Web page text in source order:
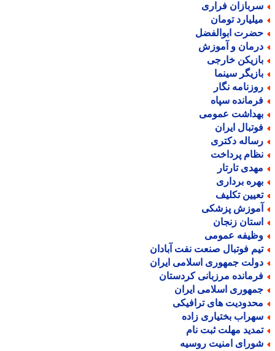
فراری
تومان
ابوالفضل
و آموزش
خارجی
سینما
نگار
سپاه
عمومی
ایران
دکتری
پرداخت
تارتار
برداری
تکلیف
پزشکی
زنجان
عمومی
فوتبال صنعت نفت آبادان
جمهوری اسلامی ایران
مرزبانی کردستان
اسلامی ایران
های ترافیکی
بختیاری زاده
مهلت ثبت نام
امنیت روسیه